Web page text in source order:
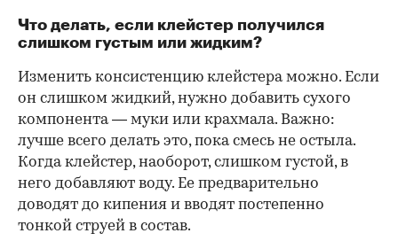
Что делать, если клейстер получился
слишком густым или жидким?
Изменить консистенцию клейстера можно. Если
он слишком жидкий, нужно добавить сухого
компонента — муки или крахмала. Важно:
лучше всего делать это, пока смесь не остыла.
Когда клейстер, наоборот, слишком густой, в
него добавляют воду. Ее предварительно
доводят до кипения и вводят постепенно
тонкой струей в состав.